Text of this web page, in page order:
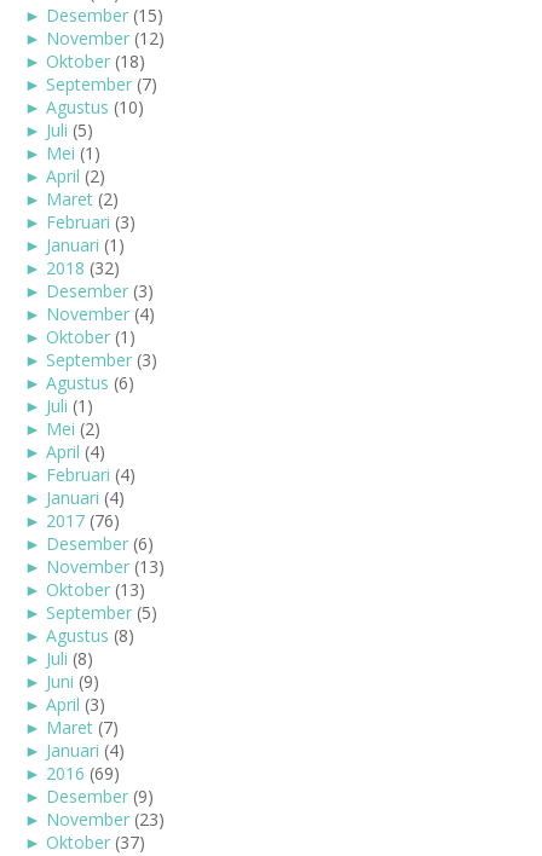
► Desember (15)
► November (12)
► Oktober (18)
► September (7)
► Agustus (10)
► Juli (5)
► Mei (1)
► April (2)
► Maret (2)
► Februari (3)
► Januari (1)
► 2018 (32)
► Desember (3)
► November (4)
► Oktober (1)
► September (3)
► Agustus (6)
► Juli (1)
► Mei (2)
► April (4)
► Februari (4)
► Januari (4)
► 2017 (76)
► Desember (6)
► November (13)
► Oktober (13)
► September (5)
► Agustus (8)
► Juli (8)
► Juni (9)
► April (3)
► Maret (7)
► Januari (4)
► 2016 (69)
► Desember (9)
► November (23)
► Oktober (37)